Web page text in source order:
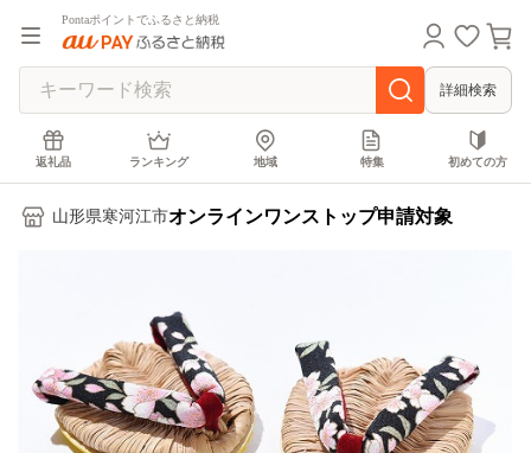
Pontaポイントでふるさと納税
詳細検索
返礼品 ランキング 地域 特集 初めての方
山形県寒河江市オンラインワンストップ申請対象